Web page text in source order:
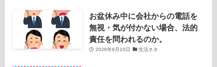
お盆休み中に会社からの電話を
無視・気が付かない場合、法的
責任を問われるのか。
2026年8月10日 生活ネタ